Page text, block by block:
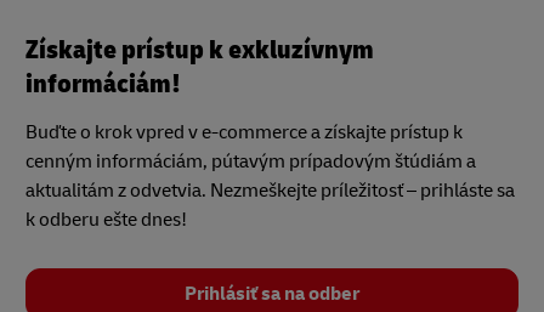
Získajte prístup k exkluzívnym
informáciám!
Buďte o krok vpred v e-commerce a získajte prístup k
cenným informáciám, pútavým prípadovým štúdiám a
aktualitám z odvetvia. Nezmeškejte príležitosť – prihláste sa
k odberu ešte dnes!
Prihlásiť sa na odber